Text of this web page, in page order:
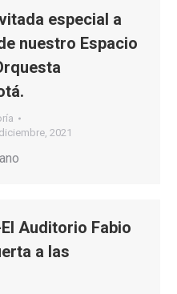
especial a
nuestro Espacio
2021
Auditorio Fabio
a las